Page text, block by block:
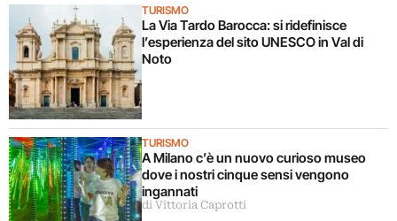
TURISMO
La Via Tardo Barocca: si ridefinisce
l’esperienza del sito UNESCO in Val di
Noto
TURISMO
A Milano c’è un nuovo curioso museo
dove i nostri cinque sensi vengono
ingannati
di Vittoria Caprotti